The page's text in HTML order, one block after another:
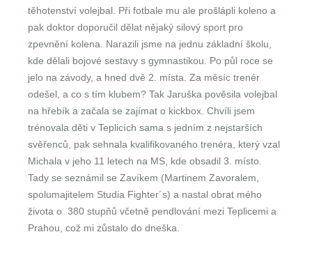
těhotenství volejbal. Při fotbale mu ale prošlápli koleno a
pak doktor doporučil dělat nějaký silový sport pro
zpevnění kolena. Narazili jsme na jednu základní školu,
kde dělali bojové sestavy s gymnastikou. Po půl roce se
jelo na závody, a hned dvě 2. místa. Za měsíc trenér
odešel, a co s tím klubem? Tak Jaruška pověsila volejbal
na hřebík a začala se zajímat o kickbox. Chvíli jsem
trénovala děti v Teplicích sama s jedním z nejstarších
svěřenců, pak sehnala kvalifikovaného trenéra, který vzal
Michala v jeho 11 letech na MS, kde obsadil 3. místo.
Tady se seznámil se Zavíkem (Martinem Zavoralem,
spolumajitelem Studia Fighter´s) a nastal obrat mého
života o 380 stupňů včetně pendlování mezi Teplicemi a
Prahou, což mi zůstalo do dneška.